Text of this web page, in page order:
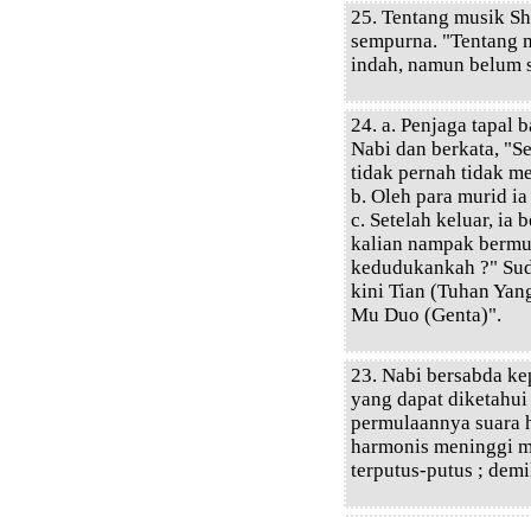
25. Tentang musik
sempurna. "Tentang
indah, namun belum
24. a. Penjaga tapal
Nabi dan berkata,
tidak pernah tidak
b. Oleh para murid
c. Setelah keluar, ia
kalian nampak
kedudukankah ?"
kini Tian (Tuhan
Mu Duo (Genta)".
23. Nabi bersabda
yang dapat
permulaannya suara
harmonis meninggi
terputus-putus ;